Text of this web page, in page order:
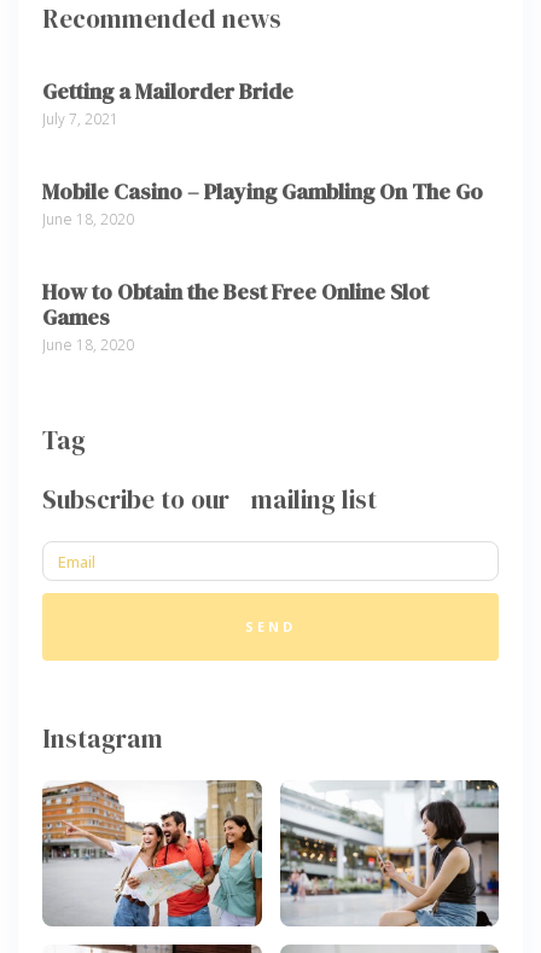
Recommended news
Getting a Mailorder Bride
July 7, 2021
Mobile Casino – Playing Gambling On The Go
June 18, 2020
How to Obtain the Best Free Online Slot
Games
June 18, 2020
Tag
Subscribe to our mailing list
SEND
Instagram